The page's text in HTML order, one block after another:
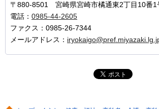
〒880-8501 宮崎県宮崎市橘通東2丁目10番1
電話： 0985-44-2605
ファクス：0985-26-7344
メールアドレス：